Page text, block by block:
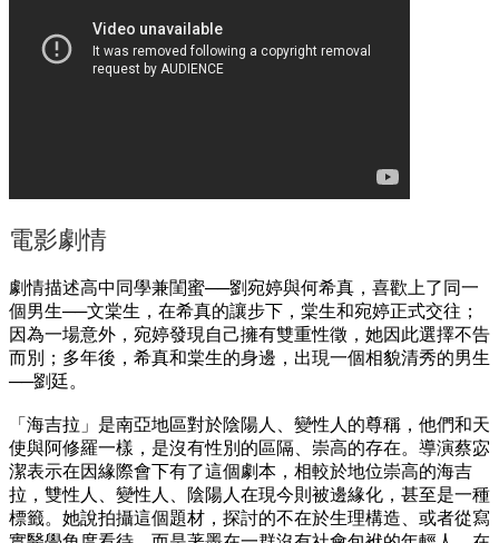
電影劇情
劇情描述高中同學兼閨蜜──劉宛婷與何希真，喜歡上了同一
個男生──文棠生，在希真的讓步下，棠生和宛婷正式交往；
因為一場意外，宛婷發現自己擁有雙重性徵，她因此選擇不告
而別；多年後，希真和棠生的身邊，出現一個相貌清秀的男生
──劉廷。
「海吉拉」是南亞地區對於陰陽人、變性人的尊稱，他們和天
使與阿修羅一樣，是沒有性別的區隔、崇高的存在。導演蔡宓
潔表示在因緣際會下有了這個劇本，相較於地位崇高的海吉
拉，雙性人、變性人、陰陽人在現今則被邊緣化，甚至是一種
標籤。她說拍攝這個題材，探討的不在於生理構造、或者從寫